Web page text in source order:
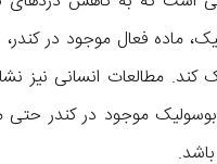
نشان داد که اسید بوسولیک، ماده فعال
مطالعات انسانی نیز
موجود در كندر حتی